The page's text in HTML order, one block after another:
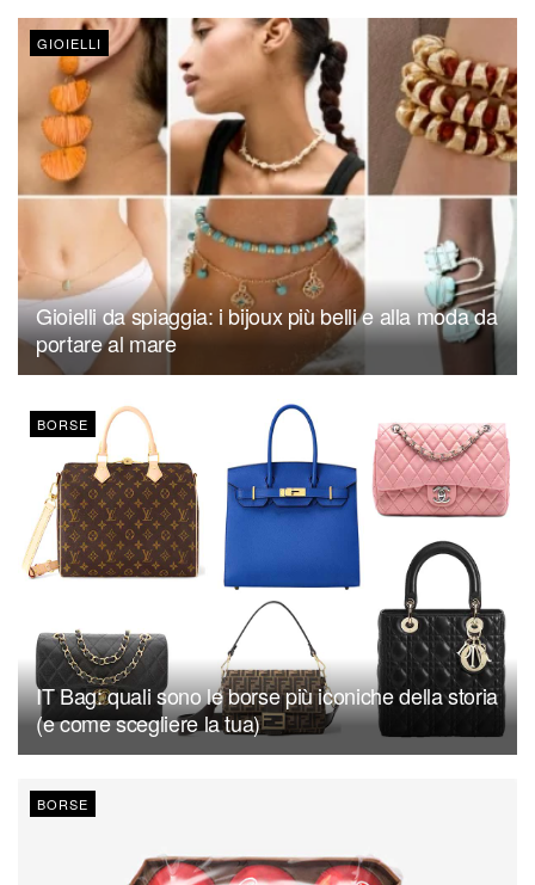
GIOIELLI
Gioielli da spiaggia: i bijoux più belli e alla moda da
portare al mare
BORSE
IT Bag: quali sono le borse più iconiche della storia
(e come scegliere la tua)
BORSE